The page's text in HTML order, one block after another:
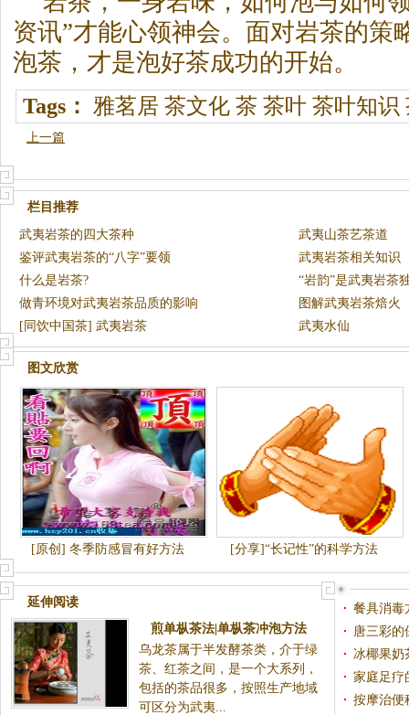
资讯”才能心领神会。面对岩茶的策
泡茶，才是泡好茶成功的开始。
Tags： 雅茗居 茶文化 茶 茶叶 茶叶知识
上一篇
栏目推荐
武夷岩茶的四大茶种
武夷山茶艺茶道
鉴评武夷岩茶的“八字”要领
武夷岩茶相关知识
什么是岩茶?
“岩韵”是武夷岩茶
做青环境对武夷岩茶品质的影响
图解武夷岩茶焙火
[同饮中国茶] 武夷岩茶
武夷水仙
图文欣赏
[原创] 冬季防感冒有好方法 [分享]“长记性”的科学方法
延伸阅读
煎单枞茶法|单枞茶冲泡方法
乌龙茶属于半发酵茶类，介于绿
茶、红茶之间，是一个大系列，
包括的茶品很多，按照生产地域
可区分为武夷...
餐具消毒
唐三彩的
冰椰果奶
家庭足疗
按摩治便